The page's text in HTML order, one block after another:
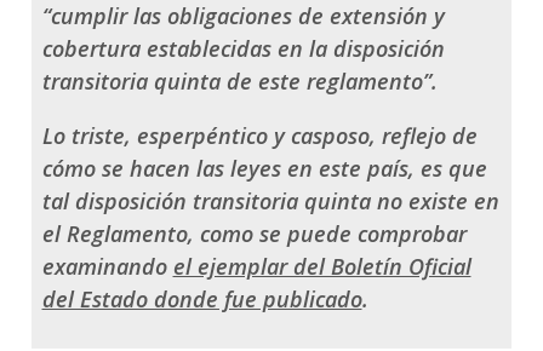
“cumplir las obligaciones de extensión y
cobertura establecidas en la disposición
transitoria quinta de este reglamento”.
Lo triste, esperpéntico y casposo, reflejo de
cómo se hacen las leyes en este país, es que
tal disposición transitoria quinta no existe en
el Reglamento, como se puede comprobar
examinando el ejemplar del Boletín Oficial
del Estado donde fue publicado.